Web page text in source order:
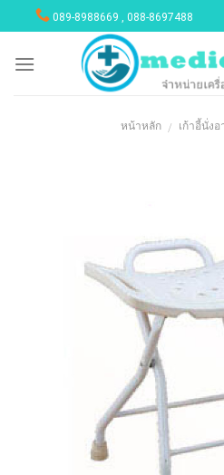
to
content
089-8988669 , 088-8697488
หน้าหลัก / เก้าอี้นั่ง